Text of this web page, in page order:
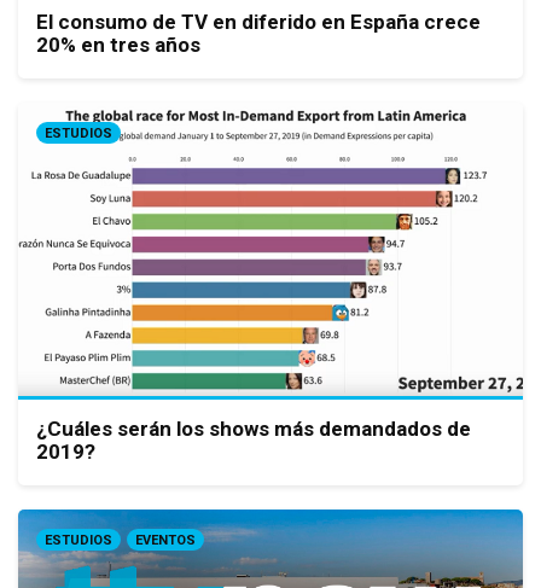
El consumo de TV en diferido en España crece
20% en tres años
ESTUDIOS
¿Cuáles serán los shows más demandados de
2019?
ESTUDIOS EVENTOS